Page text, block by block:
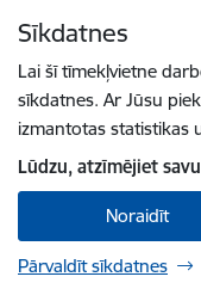
Sīkdatnes
Lai šī tīmekļvietne
sīkdatnes. Ar Jūsu
izmantotas statistikas
Lūdzu, atzīmējiet
Noraidīt
Pārvaldīt sīkdatnes